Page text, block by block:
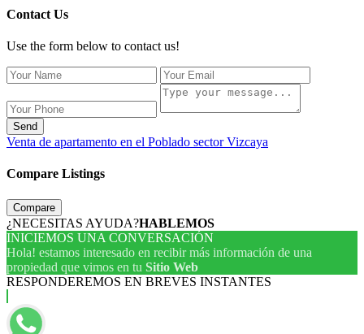
Contact Us
Use the form below to contact us!
Send
Venta de apartamento en el Poblado sector Vizcaya
Compare Listings
Compare
¿NECESITAS AYUDA?HABLEMOS
INICIEMOS UNA CONVERSACIÓN
Hola! estamos interesado en recibir más información de una
propiedad que vimos en tu Sitio Web
RESPONDEREMOS EN BREVES INSTANTES